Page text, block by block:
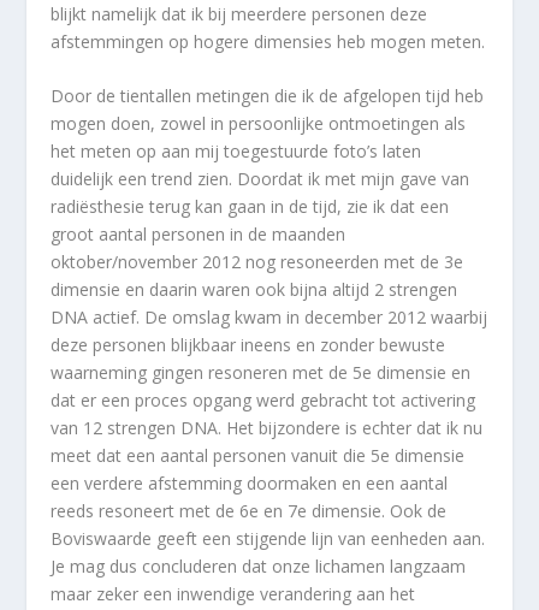
blijkt namelijk dat ik bij meerdere personen deze
afstemmingen op hogere dimensies heb mogen meten.
Door de tientallen metingen die ik de afgelopen tijd heb
mogen doen, zowel in persoonlijke ontmoetingen als
het meten op aan mij toegestuurde foto’s laten
duidelijk een trend zien. Doordat ik met mijn gave van
radiësthesie terug kan gaan in de tijd, zie ik dat een
groot aantal personen in de maanden
oktober/november 2012 nog resoneerden met de 3e
dimensie en daarin waren ook bijna altijd 2 strengen
DNA actief. De omslag kwam in december 2012 waarbij
deze personen blijkbaar ineens en zonder bewuste
waarneming gingen resoneren met de 5e dimensie en
dat er een proces opgang werd gebracht tot activering
van 12 strengen DNA. Het bijzondere is echter dat ik nu
meet dat een aantal personen vanuit die 5e dimensie
een verdere afstemming doormaken en een aantal
reeds resoneert met de 6e en 7e dimensie. Ook de
Boviswaarde geeft een stijgende lijn van eenheden aan.
Je mag dus concluderen dat onze lichamen langzaam
maar zeker een inwendige verandering aan het